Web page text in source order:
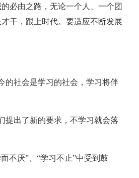
必由之路，无论一个人、一个团
干，跟上时代。要适应不断发展
的社会是学习的社会，学习将伴
提出了新的要求，不学习就会落
不厌”、“学习不止”中受到鼓